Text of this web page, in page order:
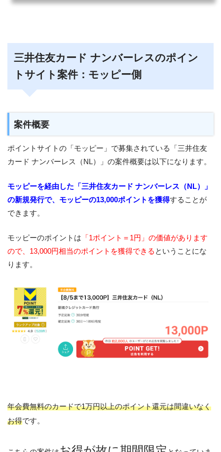
三井住友カード ナンバーレスのポイン
トサイト案件：モッピー側
案件概要
ポイントサイトの「モッピー」で募集されている「三井住友
カード ナンバーレス（NL）」の案件概要は以下になります。
モッピーを経由した「三井住友カード ナンバーレス（NL）」
の新規発行で、モッピーの13,000ポイントを獲得することが
できます。
モッピーのポイントは 「1ポイント＝1円」の価値があります
ので、13,000円相当のポイントを獲得できる ということにな
ります。
年会費無料のカードで1万円以上のポイント還元は間違いなく
お得です。